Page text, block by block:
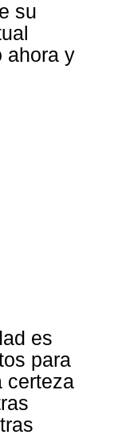
su
ahora y
es
para
certeza